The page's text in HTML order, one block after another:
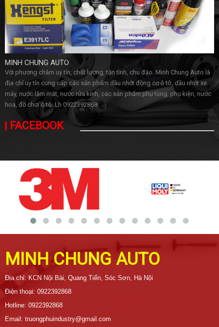
MINH CHUNG AUTO
Với phương châm uy tín, chất lượng, tận tình, chu đáo. Minh Chung Auto là
địa chỉ uy tín cung cấp các sản phẩm dầu nhớt động cơ ô tô, dầu nhớt xe
máy, nước làm mát, nước rửa kính, các sản phẩm phụ tùng, phụ kiện, nước
hoa, đồ chơi ô tô..Lh 0922392868
FACEBOOK
MINH CHUNG AUTO
Địa chỉ: KCN Nội Bài, Quang Tiến, Sóc Sơn, Hà Nội
Điện thoại: 0922392868
Hotline: 0922392868
Email: truongphuindustry@gmail.com